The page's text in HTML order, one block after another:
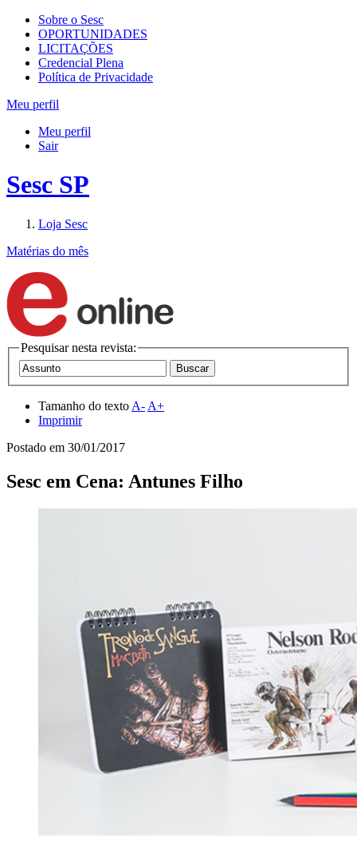
Sobre o Sesc
OPORTUNIDADES
LICITAÇÕES
Credencial Plena
Política de Privacidade
Meu perfil
Meu perfil
Sair
Sesc SP
Loja Sesc
Matérias do mês
Pesquisar nesta revista:
Tamanho do texto A- A+
Imprimir
Postado em 30/01/2017
Sesc em Cena: Antunes Filho